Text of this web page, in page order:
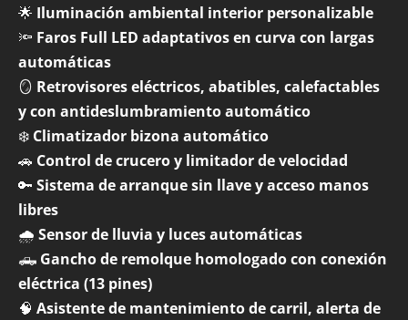
🌟 Iluminación ambiental interior personalizable
🔦 Faros Full LED adaptativos en curva con largas
automáticas
🪞 Retrovisores eléctricos, abatibles, calefactables
y con antideslumbramiento automático
❄️ Climatizador bizona automático
🚗 Control de crucero y limitador de velocidad
🔑 Sistema de arranque sin llave y acceso manos
libres
🌧️ Sensor de lluvia y luces automáticas
🛻 Gancho de remolque homologado con conexión
eléctrica (13 pines)
🧠 Asistente de mantenimiento de carril, alerta de